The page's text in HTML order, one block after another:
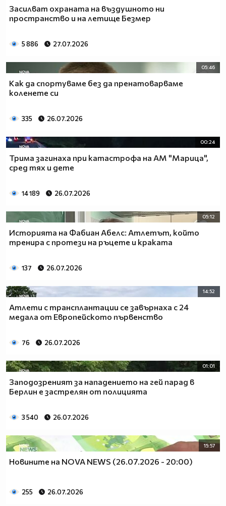
Засилват охраната на въздушното ни
пространство и на летище Безмер
5 886 27.07.2026
05:46
Как да спортуваме без да пренатоварваме
коленете си
335 26.07.2026
00:24
Трима загинаха при катастрофа на АМ "Марица",
сред тях и дете
14 189 26.07.2026
05:12
Историята на Фабиан Абелс: Атлетът, който
тренира с протези на ръцете и краката
137 26.07.2026
14:52
Атлети с трансплантации се завърнаха с 24
медала от Европейското първенство
76 26.07.2026
01:01
Заподозреният за нападението на гей парад в
Берлин е застрелян от полицията
3 540 26.07.2026
15:57
Новините на NOVA NEWS (26.07.2026 - 20:00)
255 26.07.2026